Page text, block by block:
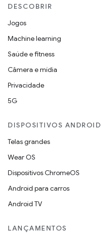
DESCOBRIR
Jogos
Machine learning
Saúde e fitness
Câmera e mídia
Privacidade
5G
DISPOSITIVOS ANDROID
Telas grandes
Wear OS
Dispositivos ChromeOS
Android para carros
Android TV
LANÇAMENTOS